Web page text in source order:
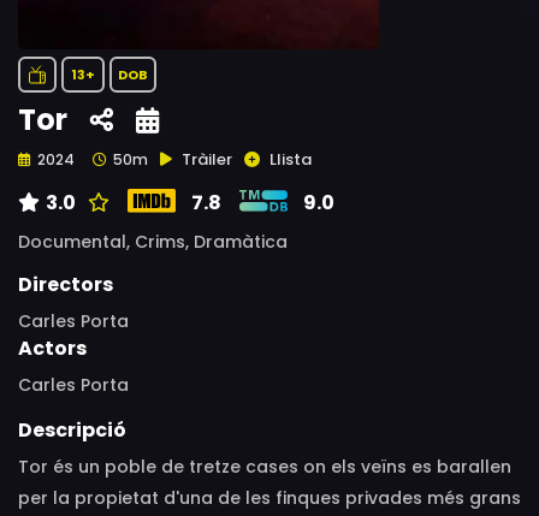
13+ DOB
Tor
2024 50m Tràiler Llista
3.0 7.8 9.0
Documental, Crims, Dramàtica
Directors
Carles Porta
Actors
Carles Porta
Descripció
Tor és un poble de tretze cases on els veïns es barallen
per la propietat d'una de les finques privades més grans